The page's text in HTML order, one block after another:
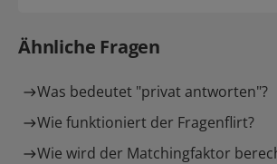
Ähnliche Fragen
Was bedeutet "privat antworten"?
Wie funktioniert der Fragenflirt?
Wie wird der Matchingfaktor